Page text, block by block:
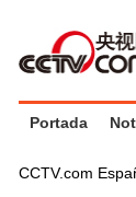
Portada
CCTV.com